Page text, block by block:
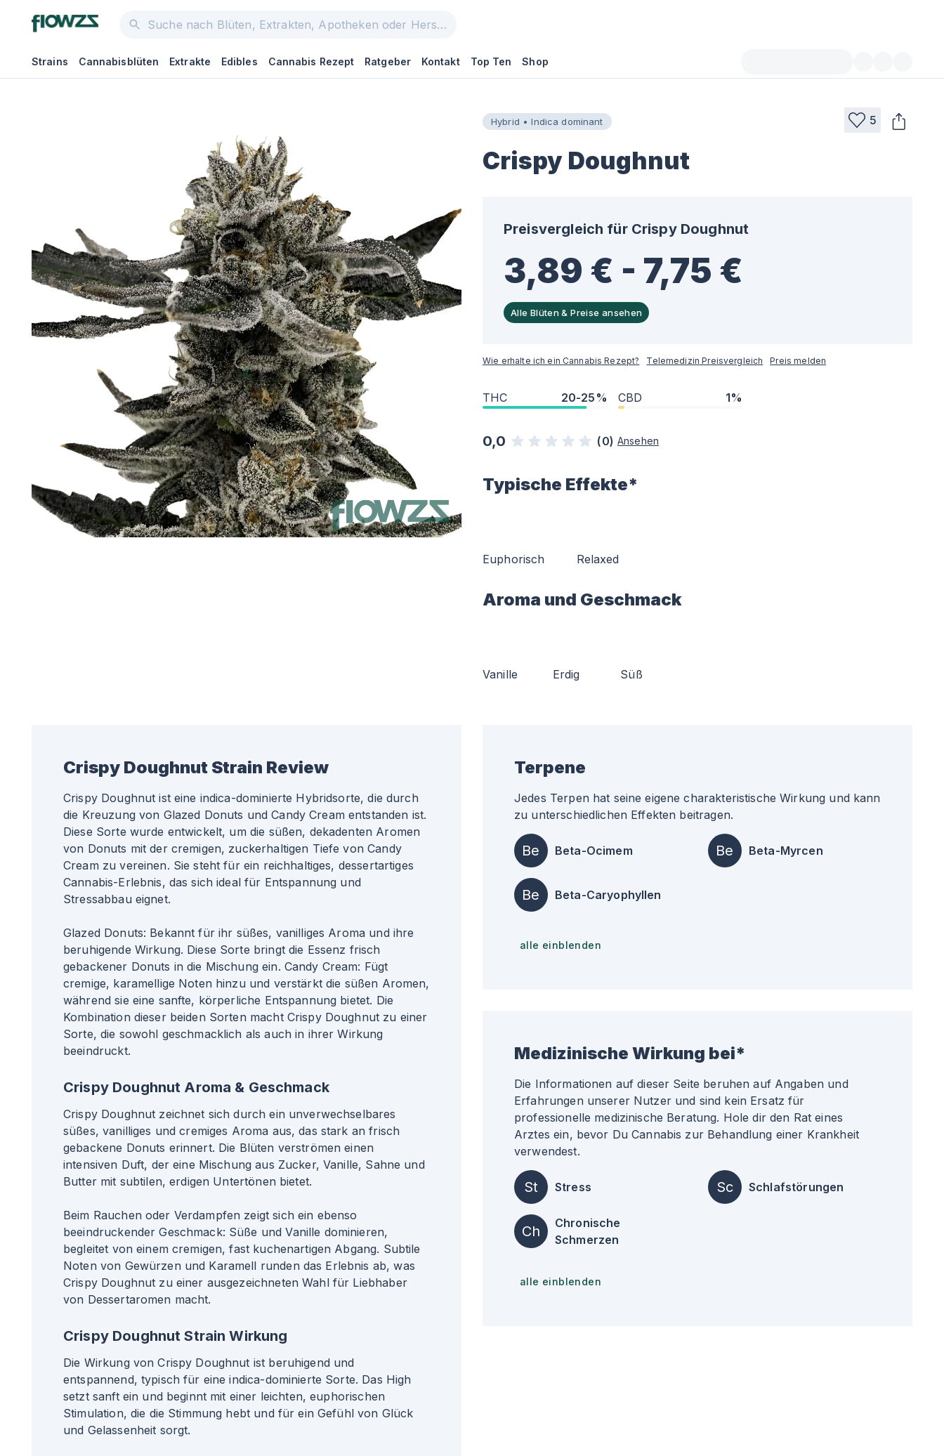
Strains Cannabisblüten Extrakte Edibles Cannabis Rezept Ratgeber Kontakt Top Ten Shop
Hybrid • Indica dominant 5
Crispy Doughnut
Preisvergleich für Crispy Doughnut
3,89 € - 7,75 €
Alle Blüten & Preise ansehen
Wie erhalte ich ein Cannabis Rezept? Telemedizin Preisvergleich Preis melden
THC 20-25% CBD 1%
0,0 (0) Ansehen
Typische Effekte*
Euphorisch Relaxed
Aroma und Geschmack
Vanille Erdig Süß
Crispy Doughnut Strain Review
Crispy Doughnut ist eine indica-dominierte Hybridsorte, die durch
die Kreuzung von Glazed Donuts und Candy Cream entstanden ist.
Diese Sorte wurde entwickelt, um die süßen, dekadenten Aromen
von Donuts mit der cremigen, zuckerhaltigen Tiefe von Candy
Cream zu vereinen. Sie steht für ein reichhaltiges, dessertartiges
Cannabis-Erlebnis, das sich ideal für Entspannung und
Stressabbau eignet.
Glazed Donuts: Bekannt für ihr süßes, vanilliges Aroma und ihre
beruhigende Wirkung. Diese Sorte bringt die Essenz frisch
gebackener Donuts in die Mischung ein. Candy Cream: Fügt
cremige, karamellige Noten hinzu und verstärkt die süßen Aromen,
während sie eine sanfte, körperliche Entspannung bietet. Die
Kombination dieser beiden Sorten macht Crispy Doughnut zu einer
Sorte, die sowohl geschmacklich als auch in ihrer Wirkung
beeindruckt.
Crispy Doughnut Aroma & Geschmack
Crispy Doughnut zeichnet sich durch ein unverwechselbares
süßes, vanilliges und cremiges Aroma aus, das stark an frisch
gebackene Donuts erinnert. Die Blüten verströmen einen
intensiven Duft, der eine Mischung aus Zucker, Vanille, Sahne und
Butter mit subtilen, erdigen Untertönen bietet.
Beim Rauchen oder Verdampfen zeigt sich ein ebenso
beeindruckender Geschmack: Süße und Vanille dominieren,
begleitet von einem cremigen, fast kuchenartigen Abgang. Subtile
Noten von Gewürzen und Karamell runden das Erlebnis ab, was
Crispy Doughnut zu einer ausgezeichneten Wahl für Liebhaber
von Dessertaromen macht.
Crispy Doughnut Strain Wirkung
Die Wirkung von Crispy Doughnut ist beruhigend und
entspannend, typisch für eine indica-dominierte Sorte. Das High
setzt sanft ein und beginnt mit einer leichten, euphorischen
Stimulation, die die Stimmung hebt und für ein Gefühl von Glück
und Gelassenheit sorgt.
Terpene
Jedes Terpen hat seine eigene charakteristische Wirkung und kann
zu unterschiedlichen Effekten beitragen.
Be Beta-Ocimem Be Beta-Myrcen
Be Beta-Caryophyllen
alle einblenden
Medizinische Wirkung bei*
Die Informationen auf dieser Seite beruhen auf Angaben und
Erfahrungen unserer Nutzer und sind kein Ersatz für
professionelle medizinische Beratung. Hole dir den Rat eines
Arztes ein, bevor Du Cannabis zur Behandlung einer Krankheit
verwendest.
St Stress Sc Schlafstörungen
Ch
Chronische
Schmerzen
alle einblenden